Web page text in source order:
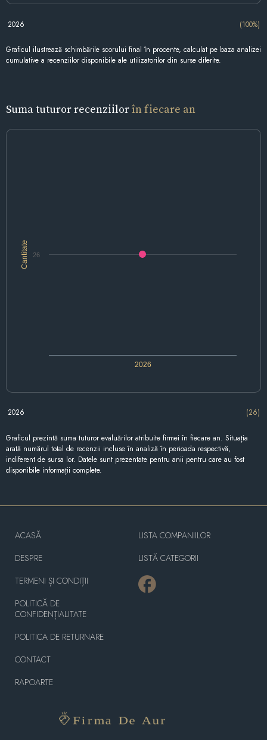
2026 (100%)
Graficul ilustrează schimbările scorului final în procente, calculat pe baza analizei
cumulative a recenziilor disponibile ale utilizatorilor din surse diferite.
Suma tuturor recenziilorîn fiecare an
Cantitate
2026
26
2026 (26)
Graficul prezintă suma tuturor evaluărilor atribuite firmei în fiecare an. Situația
arată numărul total de recenzii incluse în analiză în perioada respectivă,
indiferent de sursa lor. Datele sunt prezentate pentru anii pentru care au fost
disponibile informații complete.
ACASĂ
DESPRE
TERMENI ȘI CONDIȚII
POLITICĂ DE
CONFIDENȚIALITATE
POLITICA DE RETURNARE
CONTACT
RAPOARTE
LISTA COMPANIILOR
LISTĂ CATEGORII